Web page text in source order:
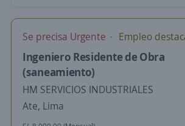
Se precisa Urgente Empleo
Ingeniero Residente de Obra
(saneamiento)
HM SERVICIOS INDUSTRIALES
Ate, Lima